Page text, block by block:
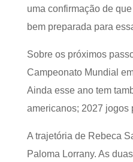
uma confirmação de
bem preparada para
Sobre os próximos
Campeonato Mundial
Ainda esse ano tem
americanos; 2027
A trajetória de Rebeca
Paloma Lorrany. As